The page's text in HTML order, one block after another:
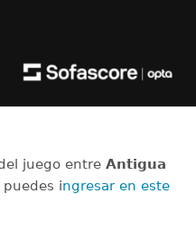
juego entre Antigua
ingresar en este